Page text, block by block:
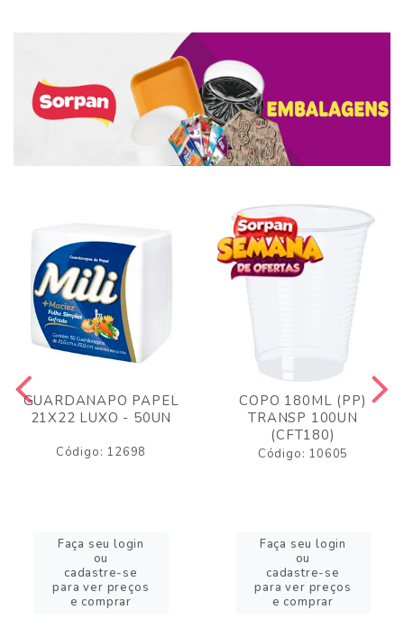
GUARDANAPO PAPEL
21X22 LUXO - 50UN
Código: 12698
Faça seu login
ou
cadastre-se
para ver preços
e comprar
COPO 180ML (PP)
TRANSP 100UN
(CFT180)
Código: 10605
Faça seu login
ou
cadastre-se
para ver preços
e comprar